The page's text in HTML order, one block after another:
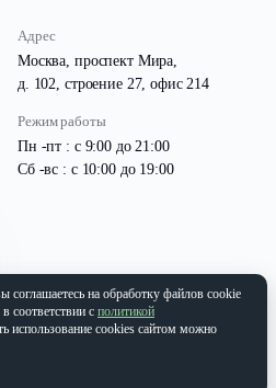
Адрес
Москва, проспект Мира,
д. 102, строение 27, офис 214
Режим работы
Пн -пт : с 9:00 до 21:00
Сб -вс : с 10:00 до 19:00
| ОГРН: 1177746937565
соглашаетесь на обработку файлов cookie
соответствии с политикой
использование cookies сайтом можно